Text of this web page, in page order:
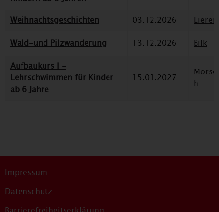
Weihnachtsgeschichten 03.12.2026
Wald-und Pilzwanderung
13.12.2026
Bilk
Aufbaukurs I -
Lehrschwimmen für Kinder
ab 6 Jahre
15.01.2027
h
Impressum
Datenschutz